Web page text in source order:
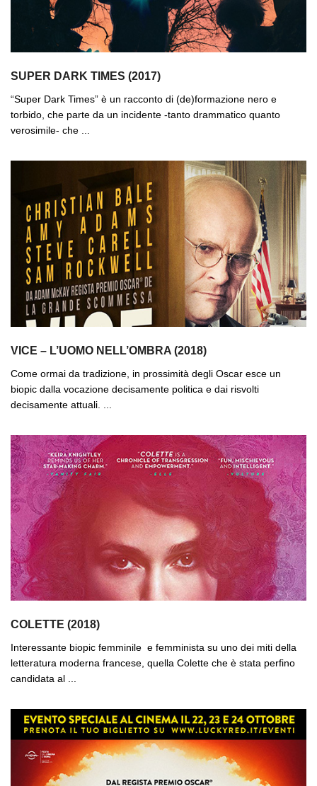
SUPER DARK TIMES (2017)
“Super Dark Times” è un racconto di (de)formazione nero e
torbido, che parte da un incidente -tanto drammatico quanto
verosimile- che ...
VICE – L’UOMO NELL’OMBRA (2018)
Come ormai da tradizione, in prossimità degli Oscar esce un
biopic dalla vocazione decisamente politica e dai risvolti
decisamente attuali. ...
COLETTE (2018)
Interessante biopic femminile e femminista su uno dei miti della
letteratura moderna francese, quella Colette che è stata perfino
candidata al ...